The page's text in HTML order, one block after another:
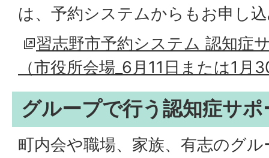
は、予約システムからもお申し
習志野市予約システム 認知症
（市役所会場_6月11日または1月
グループで行う認知症サ
町内会や職場、家族、有志のグ